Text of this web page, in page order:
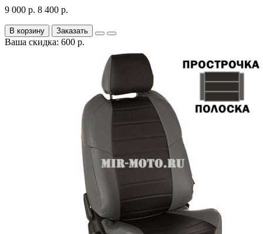
9 000 р. 8 400 р.
В корзину Заказать
Ваша скидка: 600 р.